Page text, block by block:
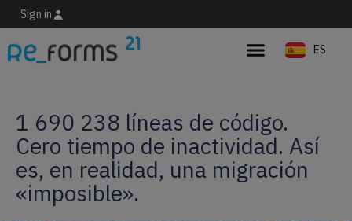
Sign in
ES
EN
1 690 238 líneas de código.
Cero tiempo de inactividad. Así
es, en realidad, una migración
«imposible».